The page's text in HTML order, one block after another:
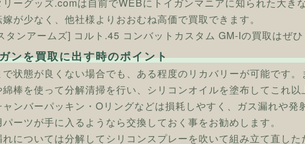
リーグッズ.comは自前でWEBにトイガンマニアに知られた大き
が少なく、他社様よりおおむね高価で買取できます。
タンアームズ] コルト.45 コンバットカスタム GM-Iの買取はぜ
ンを買取に出す時のポイント
で状態が良くない場合でも、ある程度のリカバリーが可能です
綿棒を使って分解清掃を行い、シリコンオイルを塗布してこれ
ャンバーパッキン・Oリングなどは損耗しやすく、ガス漏れや発
ーツが手に入るようなら交換しておく事をお勧めします。
れについては分解してシリコンスプレーを吹いて組み立て直し